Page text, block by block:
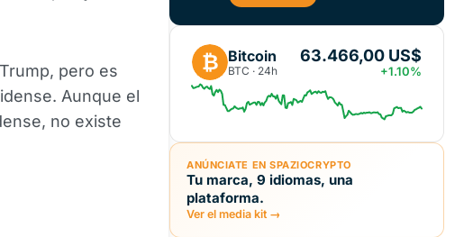
pero es
Aunque el
no existe
₿ Bitcoin
BTC · 24h
63.466,00 US$
+1.10%
ANÚNCIATE EN SPAZIOCRYPTO
Tu marca, 9 idiomas, una
plataforma.
Ver el media kit →